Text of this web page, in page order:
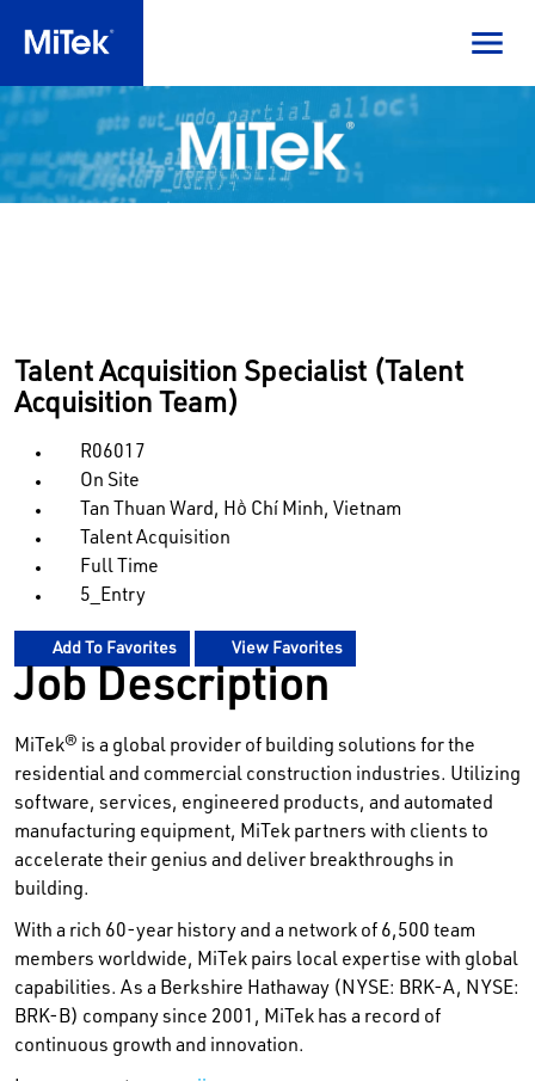
Talent Acquisition Specialist (Talent
Acquisition Team)
R06017
On Site
Tan Thuan Ward, Hồ Chí Minh, Vietnam
Talent Acquisition
Full Time
5_Entry
Add To Favorites View Favorites
Job Description
MiTek® is a global provider of building solutions for the
residential and commercial construction industries. Utilizing
software, services, engineered products, and automated
manufacturing equipment, MiTek partners with clients to
accelerate their genius and deliver breakthroughs in
building.
With a rich 60-year history and a network of 6,500 team
members worldwide, MiTek pairs local expertise with global
capabilities. As a Berkshire Hathaway (NYSE: BRK-A, NYSE:
BRK-B) company since 2001, MiTek has a record of
continuous growth and innovation.